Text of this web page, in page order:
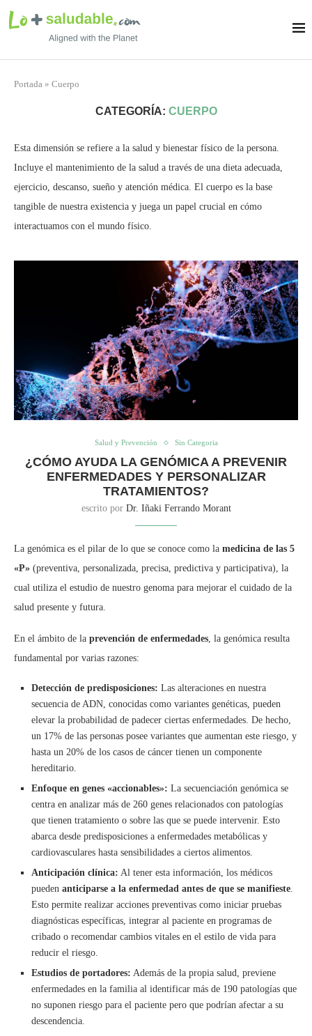
Portada » Cuerpo
CATEGORÍA: CUERPO
Esta dimensión se refiere a la salud y bienestar físico de la persona.
Incluye el mantenimiento de la salud a través de una dieta adecuada,
ejercicio, descanso, sueño y atención médica. El cuerpo es la base
tangible de nuestra existencia y juega un papel crucial en cómo
interactuamos con el mundo físico.
Salud y Prevención Sin Categoria
¿CÓMO AYUDA LA GENÓMICA A PREVENIR
ENFERMEDADES Y PERSONALIZAR
TRATAMIENTOS?
escrito por Dr. Iñaki Ferrando Morant
La genómica es el pilar de lo que se conoce como la medicina de las 5
«P» (preventiva, personalizada, precisa, predictiva y participativa), la
cual utiliza el estudio de nuestro genoma para mejorar el cuidado de la
salud presente y futura.
En el ámbito de la prevención de enfermedades, la genómica resulta
fundamental por varias razones:
Detección de predisposiciones: Las alteraciones en nuestra
secuencia de ADN, conocidas como variantes genéticas, pueden
elevar la probabilidad de padecer ciertas enfermedades. De hecho,
un 17% de las personas posee variantes que aumentan este riesgo, y
hasta un 20% de los casos de cáncer tienen un componente
hereditario.
Enfoque en genes «accionables»: La secuenciación genómica se
centra en analizar más de 260 genes relacionados con patologías
que tienen tratamiento o sobre las que se puede intervenir. Esto
abarca desde predisposiciones a enfermedades metabólicas y
cardiovasculares hasta sensibilidades a ciertos alimentos.
Anticipación clínica: Al tener esta información, los médicos
pueden anticiparse a la enfermedad antes de que se manifieste.
Esto permite realizar acciones preventivas como iniciar pruebas
diagnósticas específicas, integrar al paciente en programas de
cribado o recomendar cambios vitales en el estilo de vida para
reducir el riesgo.
Estudios de portadores: Además de la propia salud, previene
enfermedades en la familia al identificar más de 190 patologías que
no suponen riesgo para el paciente pero que podrían afectar a su
descendencia.